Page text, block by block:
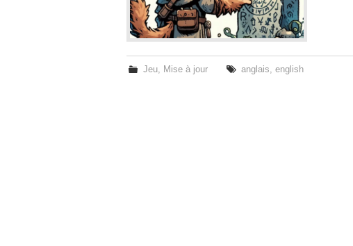
Jeu, Mise à jour anglais,english